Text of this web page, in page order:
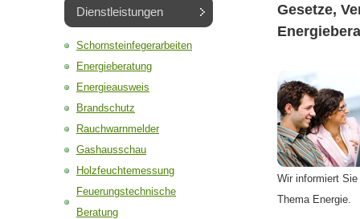
Gesetze,
Wir informiert
Thema Energie.
Dienstleistungen
Schornsteinfegerarbeiten
Energieberatung
Energieausweis
Brandschutz
Rauchwarnmelder
Gashausschau
Holzfeuchtemessung
Feuerungstechnische
Beratung